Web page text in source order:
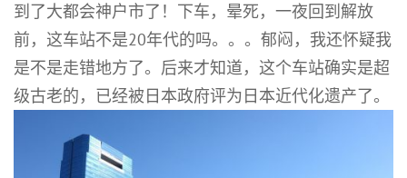
到了大都会神户市了！下车，晕死，一夜回到解放
前，这车站不是20年代的吗。。。郁闷，我还怀疑我
是不是走错地方了。后来才知道，这个车站确实是超
级古老的，已经被日本政府评为日本近代化遗产了。